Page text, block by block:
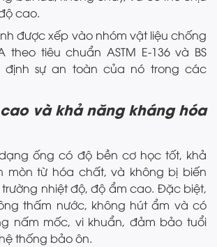
cao.
được xếp vào nhóm vật liệu chống
theo tiêu chuẩn ASTM E-136 và BS
định sự an toàn của nó trong các
và khả năng kháng hóa
ống có độ bền cơ học tốt, khả
mòn từ hóa chất, và không bị biến
nhiệt độ, độ ẩm cao. Đặc biệt,
thấm nước, không hút ẩm và có
nấm mốc, vi khuẩn, đảm bảo tuổi
thống bảo ôn.